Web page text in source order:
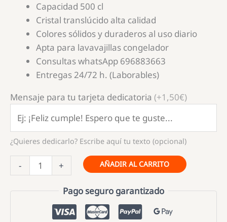
Capacidad 500 cl
Cristal translúcido alta calidad
Colores sólidos y duraderos al uso diario
Apta para lavavajillas congelador
Consultas whatsApp 696883663
Entregas 24/72 h. (Laborables)
Mensaje para tu tarjeta dedicatoria (+1,50€)
¿Quieres dedicarlo? Escribe aquí tu texto (opcional)
-
de
Cerveza
+ AÑADIR AL CARRITO
Pago seguro garantizado